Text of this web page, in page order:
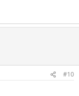
#10